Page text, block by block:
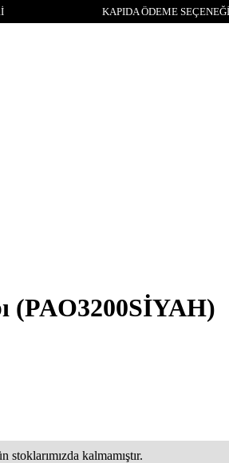
KAPIDA ÖDEME SEÇENEĞİ
(PAO3200SİYAH)
stoklarımızda kalmamıştır.